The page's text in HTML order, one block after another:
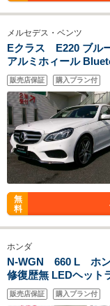
メルセデス・ベンツ
Eクラス E220 ブル
アルミホィール
USB バードビュー バックカメラ LEDヘットライト パドルシフ
ト シートヒーター ス
販売店保証 購入プラン付
無
料
ホンダ
N-WGN 660 L ホン
修復歴無 LEDヘット
メラ ワンセグTV シ
機能 ブレーキサポー
販売店保証 購入プラン付